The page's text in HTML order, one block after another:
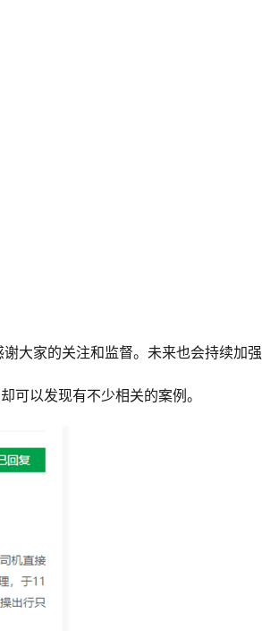
大家的关注和监督。未来也会持续加
可以发现有不少相关的案例。